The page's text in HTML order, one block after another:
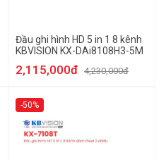
Đầu ghi hình HD 5 in 1 8 kênh
KBVISION KX-DAi8108H3-5M
2,115,000đ 4,230,000đ
-50%